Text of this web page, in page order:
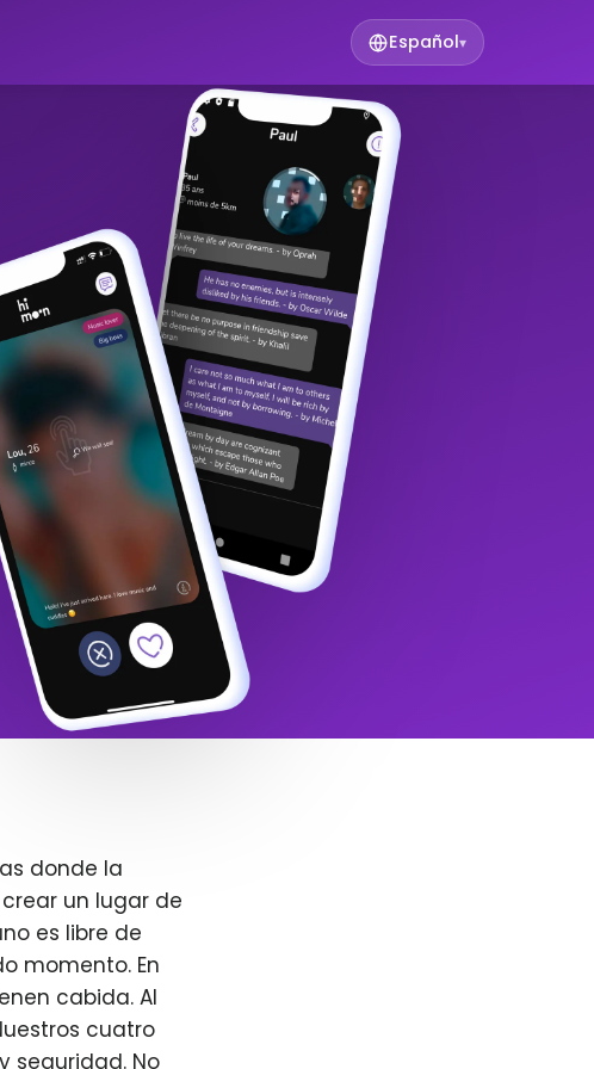
Español▾
donde la
un lugar de
es libre de
momento. En
cabida. Al
cuatro
seguridad. No